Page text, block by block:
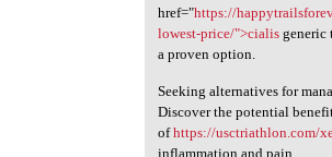
href="https://
lowest-price/">cialisgeneric
a proven option.
Seeking alternatives for
Discover the potential
ofhttps://usctriathlon.com/
inflammation and pain.